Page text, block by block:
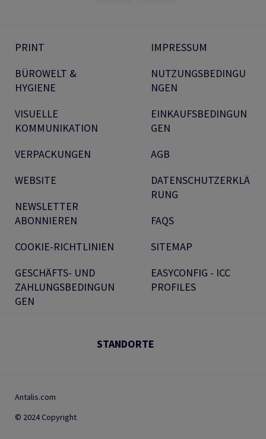
PRINT
BÜROWELT &
HYGIENE
VISUELLE
KOMMUNIKATION
VERPACKUNGEN
WEBSITE
NEWSLETTER
ABONNIEREN
COOKIE-RICHTLINIEN
GESCHÄFTS- UND
ZAHLUNGSBEDINGUN
GEN
IMPRESSUM
NUTZUNGSBEDINGU
NGEN
EINKAUFSBEDINGUN
GEN
AGB
DATENSCHUTZERKLÄ
RUNG
FAQS
SITEMAP
EASYCONFIG - ICC
PROFILES
STANDORTE
Antalis.com
© 2024 Copyright